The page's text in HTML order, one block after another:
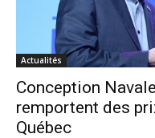
Actualités
Conception
remportent des
Québec